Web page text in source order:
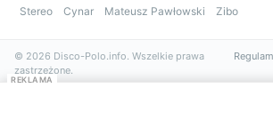
Stereo
Cynar Mateusz Pawłowski Zibo
© 2026 Disco-Polo.info. Wszelkie prawa
zastrzeżone.
REKLAMA